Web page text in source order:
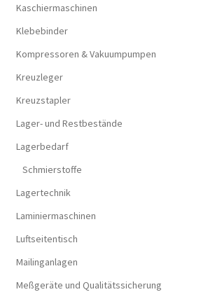
Kaschiermaschinen
Klebebinder
Kompressoren & Vakuum­pumpen
Kreuzleger
Kreuzstapler
Lager- und Restbestände
Lagerbedarf
Schmierstoffe
Lagertechnik
Laminiermaschinen
Luftseitentisch
Mailinganlagen
Meßgeräte und Qualitätssicherung